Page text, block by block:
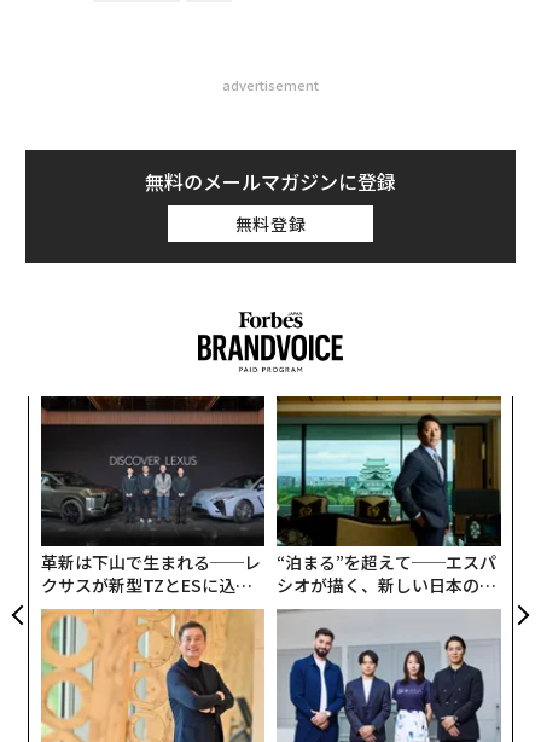
advertisement
無料のメールマガジンに登録
無料登録
革新は下山で生まれる──レ
クサスが新型TZとESに込め
た「DISCOVER」の哲学
“泊まる”を超えて──エスパ
シオが描く、新しい日本のラ
グジュアリー（前編）